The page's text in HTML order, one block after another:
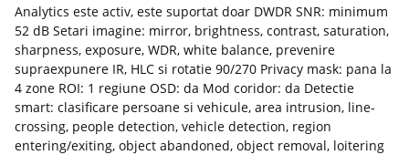
Analytics este activ, este suportat doar DWDR SNR: minimum
52 dB Setari imagine: mirror, brightness, contrast, saturation,
sharpness, exposure, WDR, white balance, prevenire
supraexpunere IR, HLC si rotatie 90/270 Privacy mask: pana la
4 zone ROI: 1 regiune OSD: da Mod coridor: da Detectie
smart: clasificare persoane si vehicule, area intrusion, line-
crossing, people detection, vehicle detection, region
entering/exiting, object abandoned, object removal, loitering